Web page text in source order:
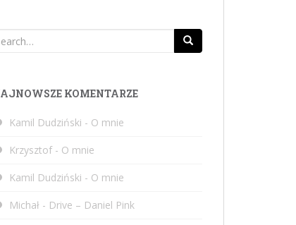
KOMENTARZE
Kamil Dudziński - O mnie
Krzysztof- O mnie
Kamil Dudziński - O mnie
Michał - Drive – Daniel Pink